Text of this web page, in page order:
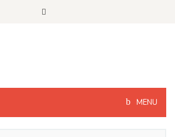
MENU